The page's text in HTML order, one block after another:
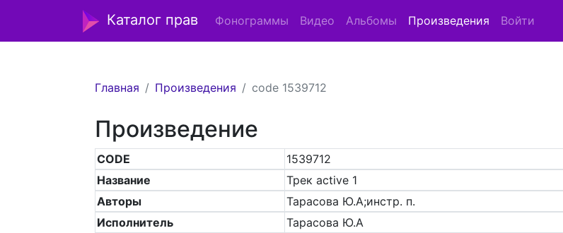
Каталог прав Фонограммы Видео Альбомы Произведения Войти
Главная Произведения code 1539712
Произведение
CODE
1539712
Название
Трек active 1
Авторы
Тарасова Ю.А;инстр. п.
Исполнитель
Тарасова Ю.А